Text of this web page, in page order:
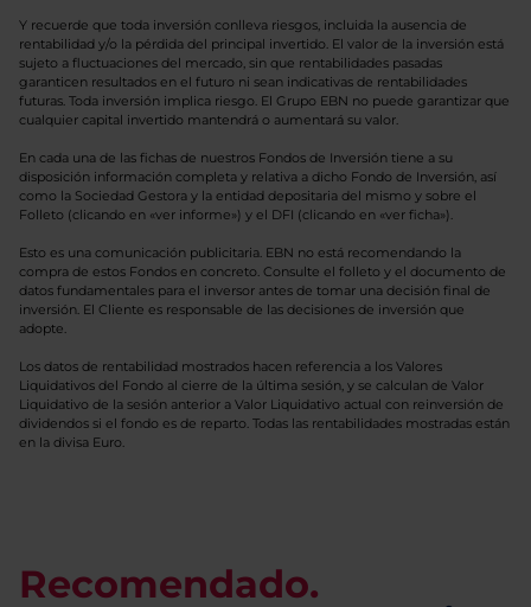
Y recuerde que toda inversión conlleva riesgos, incluida la ausencia de
rentabilidad y/o la pérdida del principal invertido. El valor de la inversión está
sujeto a fluctuaciones del mercado, sin que rentabilidades pasadas
garanticen resultados en el futuro ni sean indicativas de rentabilidades
futuras. Toda inversión implica riesgo. El Grupo EBN no puede garantizar que
cualquier capital invertido mantendrá o aumentará su valor.
En cada una de las fichas de nuestros Fondos de Inversión tiene a su
disposición información completa y relativa a dicho Fondo de Inversión, así
como la Sociedad Gestora y la entidad depositaria del mismo y sobre el
Folleto (clicando en «ver informe») y el DFI (clicando en «ver ficha»).
Esto es una comunicación publicitaria. EBN no está recomendando la
compra de estos Fondos en concreto. Consulte el folleto y el documento de
datos fundamentales para el inversor antes de tomar una decisión final de
inversión. El Cliente es responsable de las decisiones de inversión que
adopte.
Los datos de rentabilidad mostrados hacen referencia a los Valores
Liquidativos del Fondo al cierre de la última sesión, y se calculan de Valor
Liquidativo de la sesión anterior a Valor Liquidativo actual con reinversión de
dividendos si el fondo es de reparto. Todas las rentabilidades mostradas están
en la divisa Euro.
Recomendado.